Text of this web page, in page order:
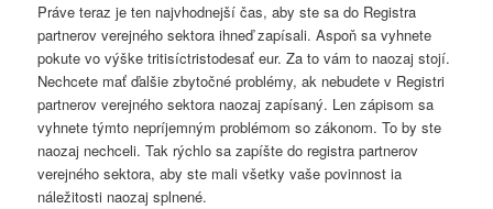
Práve teraz je ten najvhodnejší čas, aby ste sa do Registra
partnerov verejného sektora ihneď zapísali. Aspoň sa vyhnete
pokute vo výške tritisíctristodesať eur. Za to vám to naozaj stojí.
Nechcete mať ďalšie zbytočné problémy, ak nebudete v Registri
partnerov verejného sektora naozaj zapísaný. Len zápisom sa
vyhnete týmto nepríjemným problémom so zákonom. To by ste
naozaj nechceli. Tak rýchlo sa zapíšte do registra partnerov
verejného sektora, aby ste mali všetky vaše povinnost ia
náležitosti naozaj splnené.